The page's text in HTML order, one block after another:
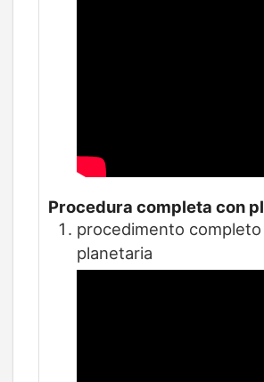
Procedura completa con
procedimento
planetaria